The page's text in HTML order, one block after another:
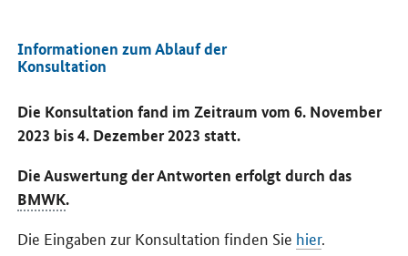
Informationen zum Ablauf der
Konsultation
Die Konsultation fand im Zeitraum vom 6. November
2023 bis 4. Dezember 2023 statt.
Die Auswertung der Antworten erfolgt durch das
BMWK.
Die Eingaben zur Konsultation finden Sie hier.